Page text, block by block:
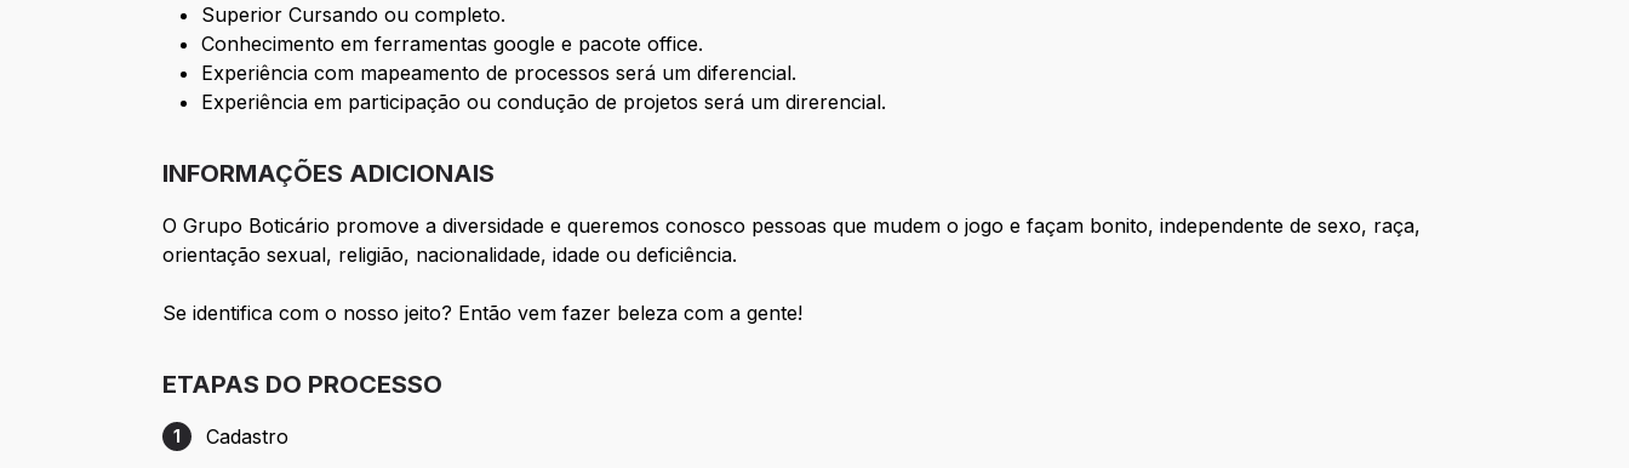
Superior Cursando ou completo.
Conhecimento em ferramentas google e pacote office.
Experiência com mapeamento de processos será um diferencial.
Experiência em participação ou condução de projetos será um direrencial.
INFORMAÇÕES ADICIONAIS
O Grupo Boticário promove a diversidade e queremos conosco pessoas que mudem o jogo e façam bonito, independente de sexo, raça,
orientação sexual, religião, nacionalidade, idade ou deficiência.
Se identifica com o nosso jeito? Então vem fazer beleza com a gente!
ETAPAS DO PROCESSO
Etapa 1: Cadastro
1 Cadastro